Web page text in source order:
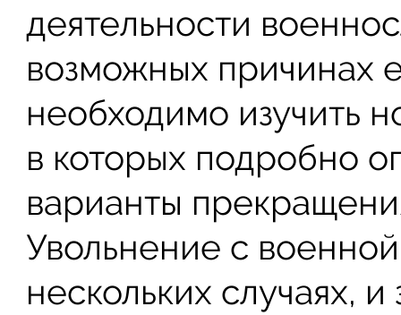
деятельности
возможных причинах
необходимо изучить
в которых подробно
варианты
Увольнение с
нескольких случаях,